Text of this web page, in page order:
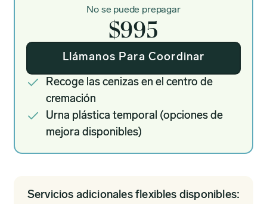
No se puede prepagar
$995
Llámanos Para Coordinar
Recoge las cenizas en el centro de
cremación
Urna plástica temporal (opciones de
mejora disponibles)
Servicios adicionales flexibles disponibles: